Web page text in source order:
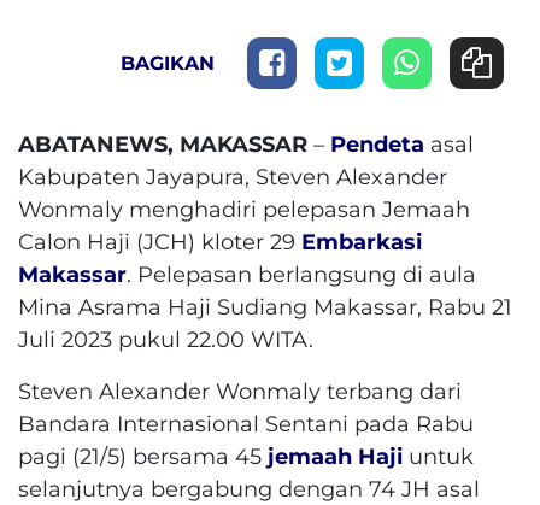
BAGIKAN
ABATANEWS, MAKASSAR – Pendeta asal
Kabupaten Jayapura, Steven Alexander
Wonmaly menghadiri pelepasan Jemaah
Calon Haji (JCH) kloter 29 Embarkasi
Makassar. Pelepasan berlangsung di aula
Mina Asrama Haji Sudiang Makassar, Rabu 21
Juli 2023 pukul 22.00 WITA.
Steven Alexander Wonmaly terbang dari
Bandara Internasional Sentani pada Rabu
pagi (21/5) bersama 45 jemaah Haji untuk
selanjutnya bergabung dengan 74 JH asal